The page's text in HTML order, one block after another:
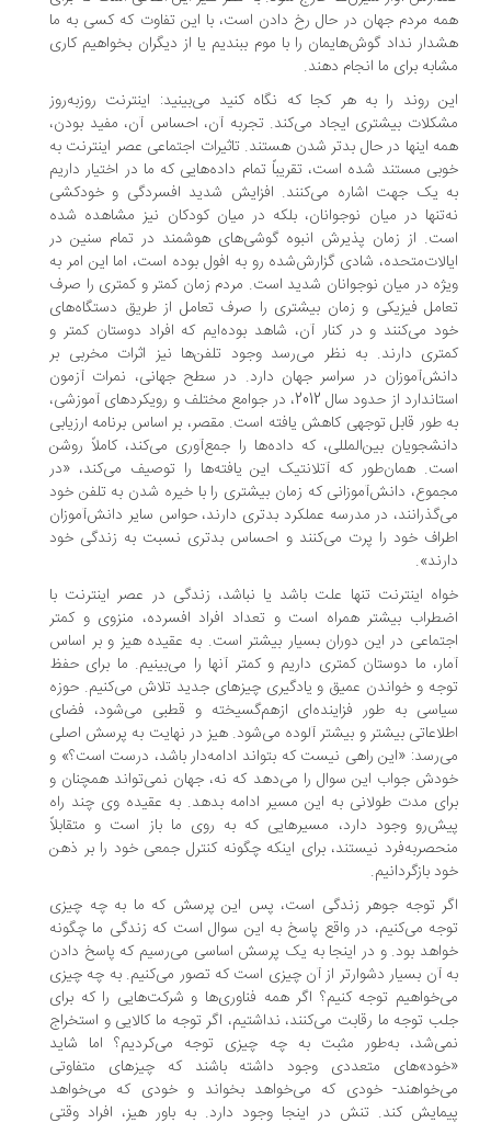
مردم جهان در حال رخ دادن است، با این تفاوت که کسی به ما
نداد گوش‌هایمان را با موم ببندیم یا از دیگران بخواهیم کاری
برای ما انجام دهند.
روند را به هر کجا که نگاه کنید می‌بینید: اینترنت روزبه‌روز
بیشتری ایجاد می‌کند. تجربه آن، احساس آن، مفید بودن،
اینها در حال بدتر شدن هستند. تاثیرات اجتماعی عصر اینترنت به
مستند شده است، تقریباً تمام داده‌هایی که ما در اختیار داریم
یک جهت اشاره می‌کنند. افزایش شدید افسردگی و خودکشی
در میان نوجوانان، بلکه در میان کودکان نیز مشاهده شده
از زمان پذیرش انبوه گوشی‌های هوشمند در تمام سنین در
شادی گزارش‌شده رو به افول بوده است، اما این امر به
در میان نوجوانان شدید است. مردم زمان کمتر و کمتری را صرف
فیزیکی و زمان بیشتری را صرف تعامل از طریق دستگاه‌های
می‌کنند و در کنار آن، شاهد بوده‌ایم که افراد دوستان کمتر و
دارند. به نظر می‌رسد وجود تلفن‌ها نیز اثرات مخربی بر
در سراسر جهان دارد. در سطح جهانی، نمرات آزمون
استاندارد از حدود سال 2012، در جوامع مختلف و رویکردهای آموزشی،
طور قابل توجهی کاهش یافته است. مقصر، بر اساس برنامه ارزیابی
بین‌المللی، که داده‌ها را جمع‌آوری می‌کند، کاملاً روشن
همان‌طور که آتلانتیک این یافته‌ها را توصیف می‌کند، «در
دانش‌آموزانی که زمان بیشتری را با خیره شدن به تلفن خود
در مدرسه عملکرد بدتری دارند، حواس سایر دانش‌آموزان
خود را پرت می‌کنند و احساس بدتری نسبت به زندگی خود
اینترنت تنها علت باشد یا نباشد، زندگی در عصر اینترنت با
بیشتر همراه است و تعداد افراد افسرده، منزوی و کمتر
در این دوران بسیار بیشتر است. به عقیده هیز و بر اساس
ما دوستان کمتری داریم و کمتر آنها را می‌بینیم. ما برای حفظ
و خواندن عمیق و یادگیری چیزهای جدید تلاش می‌کنیم. حوزه
به طور فزاینده‌ای ازهم‌گسیخته و قطبی می‌شود، فضای
بیشتر و بیشتر آلوده می‌شود. هیز در نهایت به پرسش اصلی
«این راهی نیست که بتواند ادامه‌دار باشد، درست است؟» و
جواب این سوال را می‌دهد که نه، جهان نمی‌تواند همچنان و
مدت طولانی به این مسیر ادامه بدهد. به عقیده وی چند راه
وجود دارد، مسیرهایی که به روی ما باز است و متقابلاً
نیستند، برای اینکه چگونه کنترل جمعی خود را بر ذهن
بازگردانیم.
توجه جوهر زندگی است، پس این پرسش که ما به چه چیزی
می‌کنیم، در واقع پاسخ به این سوال است که زندگی ما چگونه
بود. و در اینجا به یک پرسش اساسی می‌رسیم که پاسخ دادن
آن بسیار دشوارتر از آن چیزی است که تصور می‌کنیم. به چه چیزی
توجه کنیم؟ اگر همه فناوری‌ها و شرکت‌هایی را که برای
توجه ما رقابت می‌کنند، نداشتیم، اگر توجه ما کالایی و استخراج
به‌طور مثبت به چه چیزی توجه می‌کردیم؟ اما شاید
متعددی وجود داشته باشند که چیزهای متفاوتی
خودی که می‌خواهد بخواند و خودی که می‌خواهد
کند. تنش در اینجا وجود دارد. به باور هیز، افراد وقتی